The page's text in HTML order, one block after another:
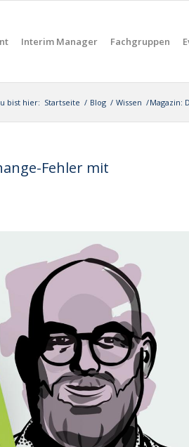
Interim Manager Fachgruppen
bist hier: Startseite / Blog / Wissen /Magazin:
Fehler mit